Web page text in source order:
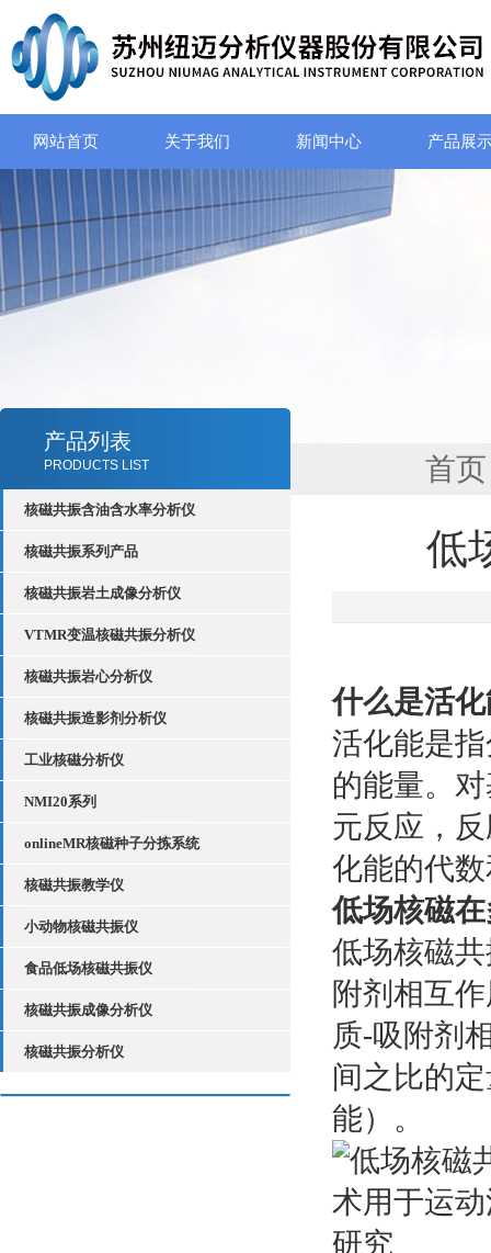
网站首页 关于我们 新闻中心 产品展
产品列表
PRODUCTS LIST
核磁共振含油含水率分析仪
核磁共振系列产品
核磁共振岩土成像分析仪
VTMR变温核磁共振分析仪
核磁共振岩心分析仪
核磁共振造影剂分析仪
工业核磁分析仪
NMI20系列
onlineMR核磁种子分拣系统
核磁共振教学仪
小动物核磁共振仪
食品低场核磁共振仪
核磁共振成像分析仪
核磁共振分析仪
首页
低
什么是活
活化能是
的能量。
元反应，
化能的代
低场核磁
低场核磁
附剂相互
质-吸附剂
间之比的
能）。